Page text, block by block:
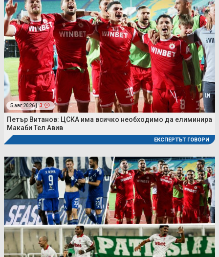
5 авг 2026 | 3
Петър Витанов: ЦСКА има всичко необходимо да елиминира
Макаби Тел Авив
ЕКСПЕРТЪТ ГОВОРИ